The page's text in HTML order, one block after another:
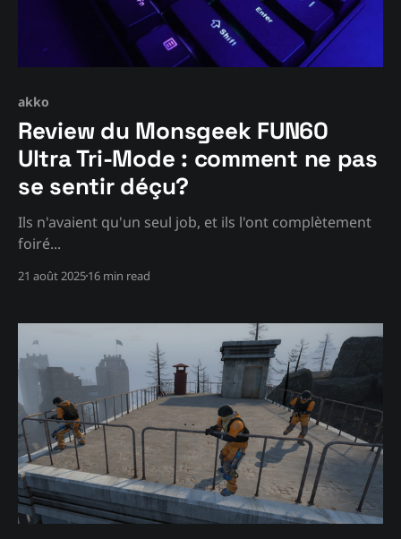
akko
Review du Monsgeek FUN60
Ultra Tri-Mode : comment ne pas
se sentir déçu?
Ils n'avaient qu'un seul job, et ils l'ont complètement
foiré...
21 août 202516 min read